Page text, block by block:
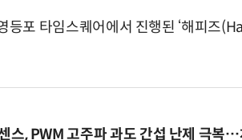
포 타임스퀘어에서 진행된 ‘해피즈
스, PWM 고주파 과도 간섭 난제 극복…